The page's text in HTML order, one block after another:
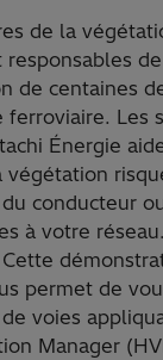
de la
de centaines
ferroviaire. Les
Énergie
végétation
conducteur
à votre
permet de
voies
Manager